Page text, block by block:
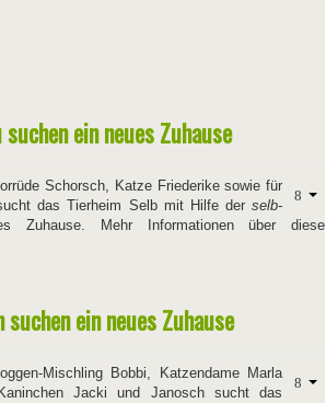
ein neues Zuhause
Schorsch, Katze Friederike sowie für
das Tierheim Selb mit Hilfe derselb-
Zuhause. Mehr Informationen über diese
ein neues Zuhause
Mischling Bobbi, Katzendame Marla
Jacki und Janosch sucht das